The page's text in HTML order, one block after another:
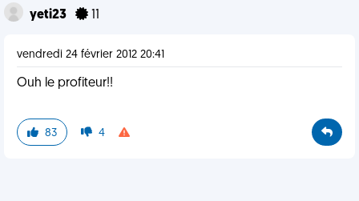
yeti23
vendredi 24 février 2012 20:41
Ouh le profiteur!!
83 4